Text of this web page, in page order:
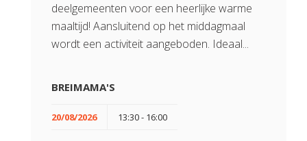
deelgemeenten voor een heerlijke warme
maaltijd! Aansluitend op het middagmaal
wordt een activiteit aangeboden. Ideaal...
BREIMAMA'S
20/08/2026 13:30 - 16:00